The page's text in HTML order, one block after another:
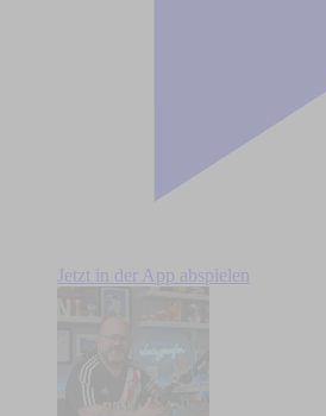
Jetzt in der App abspielen